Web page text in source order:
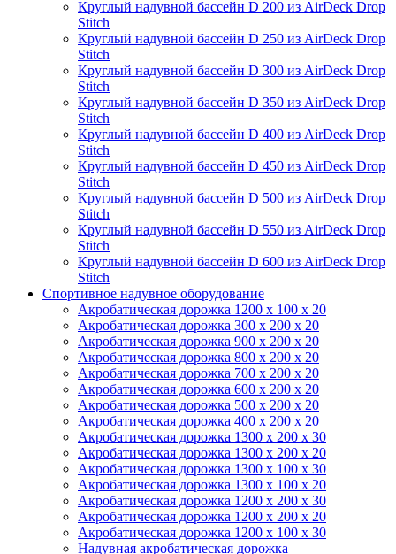
Круглый надувной бассейн D 200 из AirDeck Drop
Stitch
Круглый надувной бассейн D 250 из AirDeck Drop
Stitch
Круглый надувной бассейн D 300 из AirDeck Drop
Stitch
Круглый надувной бассейн D 350 из AirDeck Drop
Stitch
Круглый надувной бассейн D 400 из AirDeck Drop
Stitch
Круглый надувной бассейн D 450 из AirDeck Drop
Stitch
Круглый надувной бассейн D 500 из AirDeck Drop
Stitch
Круглый надувной бассейн D 550 из AirDeck Drop
Stitch
Круглый надувной бассейн D 600 из AirDeck Drop
Stitch
Спортивное надувное оборудование
Акробатическая дорожка 1200 x 100 x 20
Акробатическая дорожка 300 x 200 x 20
Акробатическая дорожка 900 x 200 x 20
Акробатическая дорожка 800 x 200 x 20
Акробатическая дорожка 700 x 200 x 20
Акробатическая дорожка 600 x 200 x 20
Акробатическая дорожка 500 x 200 x 20
Акробатическая дорожка 400 x 200 x 20
Акробатическая дорожка 1300 x 200 x 30
Акробатическая дорожка 1300 x 200 x 20
Акробатическая дорожка 1300 x 100 x 30
Акробатическая дорожка 1300 x 100 x 20
Акробатическая дорожка 1200 x 200 x 30
Акробатическая дорожка 1200 x 200 x 20
Акробатическая дорожка 1200 x 100 x 30
Надувная акробатическая дорожка